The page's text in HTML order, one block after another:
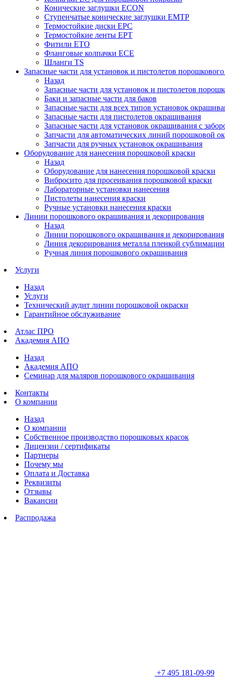
Конические заглушки ECON
Ступенчатые конические заглушки EMTP
Термостойкие диски EPC
Термостойкие ленты EPT
Фитили ETO
Фланговые колпачки ECE
Шланги TS
Запасные части для установок и пистолетов
Назад
Запасные части для установок и пистолетов
Баки и запасные части для баков
Запасные части для всех типов установок
Запасные части для пистолетов окрашивания
Запасные части для установок окрашивания с
Запчасти для автоматических линий порошковой
Запчасти для ручных установок окрашивания
Оборудование для нанесения порошковой краски
Назад
Оборудование для нанесения порошковой краски
Вибросито для просеивания порошковой краски
Лабораторные установки нанесения
Пистолеты нанесения краски
Ручные установки нанесения краски
Линии порошкового окрашивания и декорирования
Назад
Линии порошкового окрашивания и декорирования
Линия декорирования металла пленкой сублимации
Ручная линия порошкового окрашивания
Услуги
Назад
Услуги
Технический аудит линии порошковой окраски
Гарантийное обслуживание
Атлас ПРО
Академия АПО
Назад
Академия АПО
Семинар для маляров порошкового окрашивания
Контакты
О компании
Назад
О компании
Собственное производство порошковых красок
Лицензии / сертификаты
Партнеры
Почему мы
Оплата и Доставка
Реквизиты
Отзывы
Вакансии
Распродажа
+7 495 181-09-99